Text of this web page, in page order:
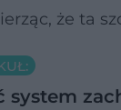
że ta
system